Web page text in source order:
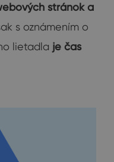
stránok a
s oznámením o
lietadla je čas